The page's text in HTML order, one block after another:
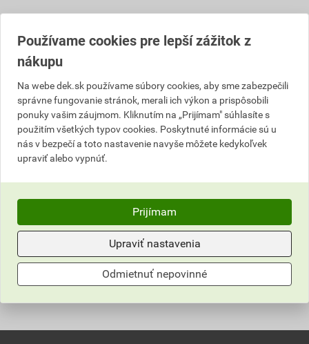
Informácie o cene
Aktuálna predajná cena po zľave 52% z cenníkovej
ceny
2,01 EUR
bez DPH za ks
2,47 EUR
Najnižšia predajná cena v období 30 dní pred
čierna
Používame cookies pre lepší zážitok z
nákupu
Na webe dek.sk používame súbory cookies, aby sme zabezpečili
správne fungovanie stránok, merali ich výkon a prispôsobili
ponuky vašim záujmom. Kliknutím na „Prijímam" súhlasíte s
použitím všetkých typov cookies. Poskytnuté informácie sú u
nás v bezpečí a toto nastavenie navyše môžete kedykoľvek
upraviť alebo vypnúť.
Prijímam
Upraviť nastavenia
Odmietnuť nepovinné